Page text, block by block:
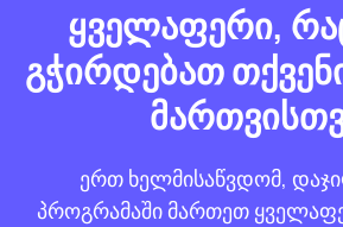
ყველაფერი,
გჭირდებათ
ერთ ხელმისაწვდომ,
პროგრამაში მართეთ